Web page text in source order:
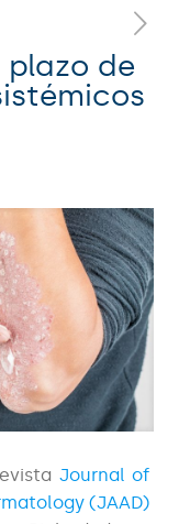
de
Journal of
(JAAD)